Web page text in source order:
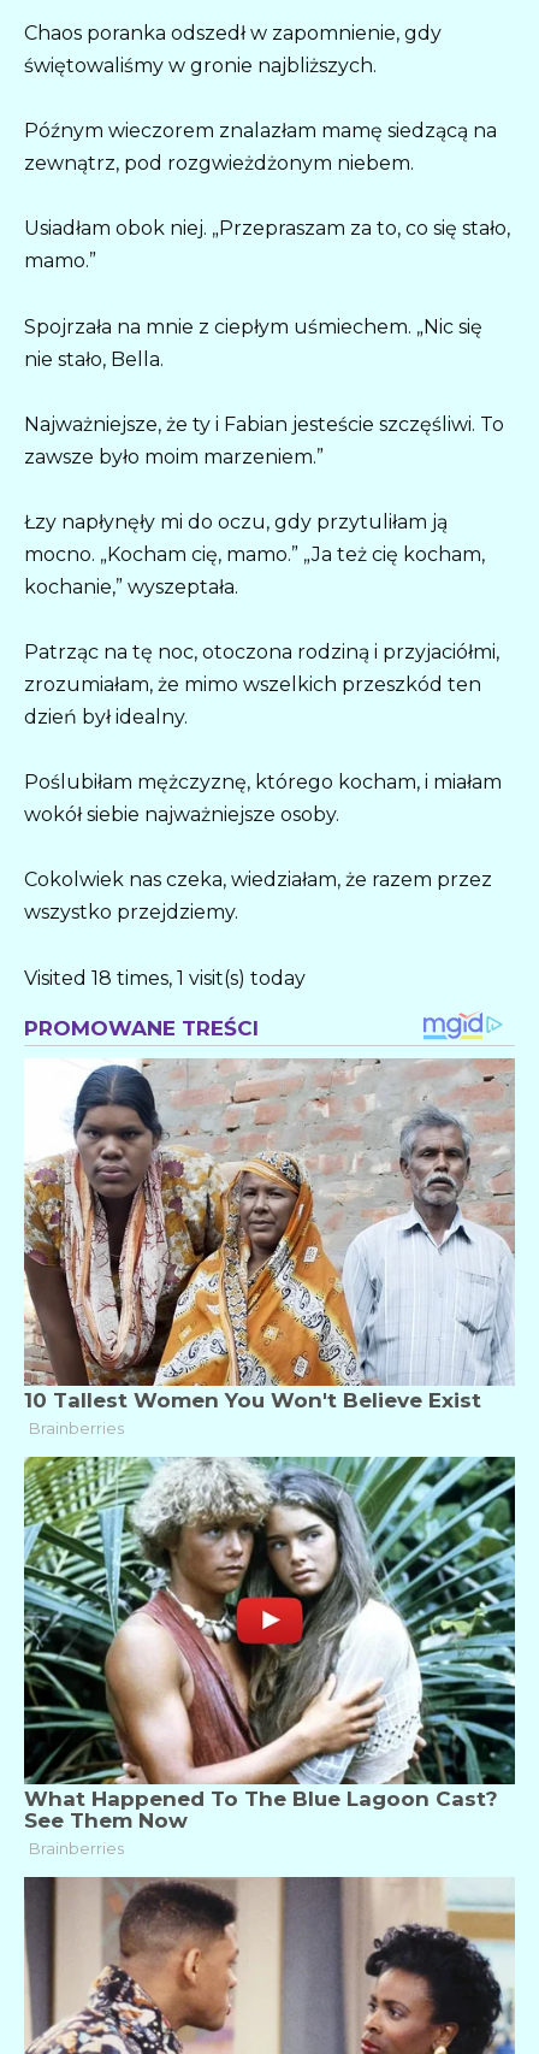
Chaos poranka odszedł w zapomnienie, gdy
świętowaliśmy w gronie najbliższych.
Późnym wieczorem znalazłam mamę siedzącą na
zewnątrz, pod rozgwieżdżonym niebem.
Usiadłam obok niej. „Przepraszam za to, co się stało,
mamo.”
Spojrzała na mnie z ciepłym uśmiechem. „Nic się
nie stało, Bella.
Najważniejsze, że ty i Fabian jesteście szczęśliwi. To
zawsze było moim marzeniem.”
Łzy napłynęły mi do oczu, gdy przytuliłam ją
mocno. „Kocham cię, mamo.” „Ja też cię kocham,
kochanie,” wyszeptała.
Patrząc na tę noc, otoczona rodziną i przyjaciółmi,
zrozumiałam, że mimo wszelkich przeszkód ten
dzień był idealny.
Poślubiłam mężczyznę, którego kocham, i miałam
wokół siebie najważniejsze osoby.
Cokolwiek nas czeka, wiedziałam, że razem przez
wszystko przejdziemy.
Visited 18 times, 1 visit(s) today